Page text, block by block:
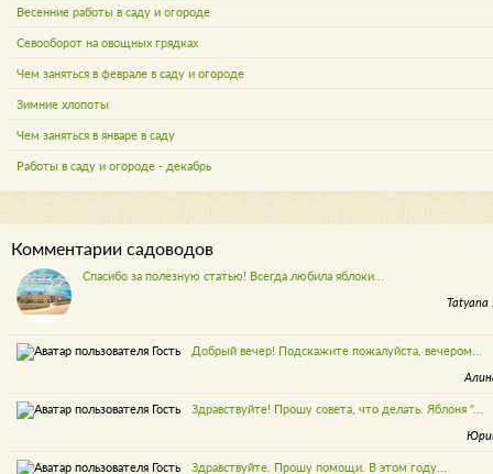
Весенние работы в саду и огороде
Севооборот на овощных грядках
Чем заняться в феврале в саду и огороде
Зимние хлопоты
Чем заняться в январе в саду
Работы в саду и огороде - декабрь
Комментарии садоводов
Спасибо за полезную статью! Всегда любила яблоки...
Tatyana
Добрый вечер! Подскажите пожалуйста, вечером...
Здравствуйте! Прошу совета, что делать. Яблоня "...
Здравствуйте. Прошу помощи. В этом году...